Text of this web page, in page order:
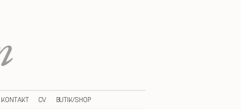
KONTAKT CV BUTIK/SHOP